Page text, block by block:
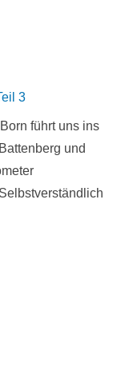
3
führt uns ins
und